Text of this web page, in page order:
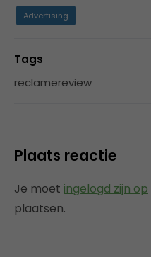
Advertising
Tags
reclamereview
Plaats reactie
Je moet ingelogd zijn op
plaatsen.